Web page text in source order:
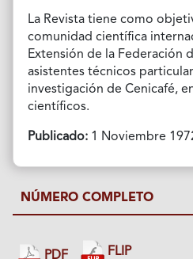
La Revista tiene como
comunidad científica
Extensión de la Federación
asistentes técnicos
investigación de Cenicafé,
científicos.
Publicado:1 Noviembre
NÚMERO COMPLETO
PDF FLIP